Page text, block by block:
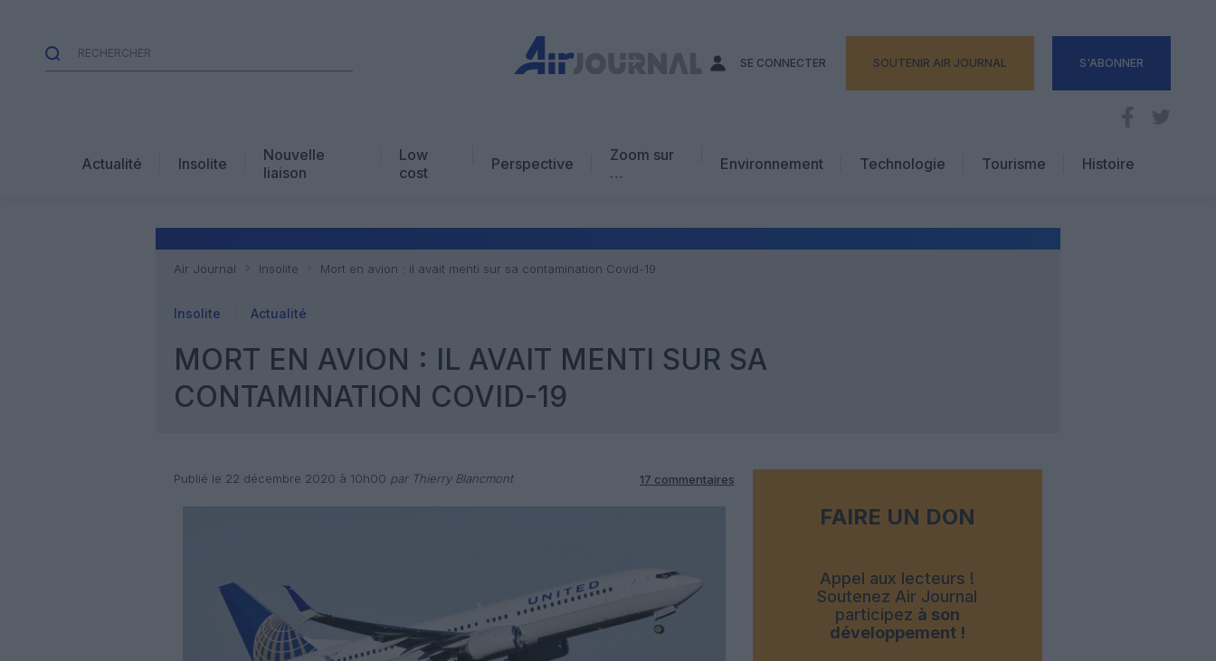
SE CONNECTER SOUTENIR AIR JOURNAL S'ABONNER
Actualité Insolite
Nouvelle
liaison
Low
cost
Perspective
Zoom sur
…
Avis d’expert
Environnement Technologie
Tourisme
Hôtellerie
Histoire
Air Journal Insolite Mort en avion : il avait menti sur sa contamination Covid-19
Insolite Actualité
MORT EN AVION : IL AVAIT MENTI SUR SA
CONTAMINATION COVID-19
Publié le 22 décembre 2020 à 10h00 par Thierry Blancmont 17 commentaires
FAIRE UN DON
Appel aux lecteurs !
Soutenez Air Journal
participez à son
développement !